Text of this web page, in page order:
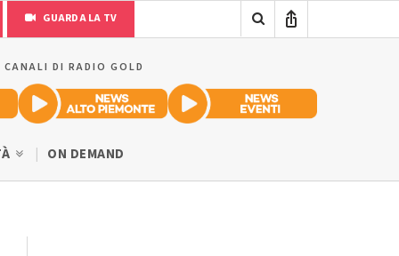
GUARDA LA TV
DI RADIO GOLD
ON DEMAND